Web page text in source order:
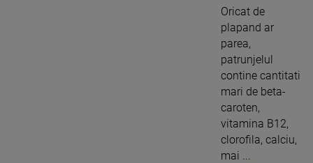
Oricat de
plapand ar
parea,
patrunjelul
contine cantitati
mari de beta-
caroten,
vitamina B12,
clorofila, calciu,
mai ...